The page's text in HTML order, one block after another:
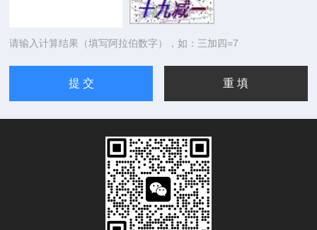
请输入计算结果（填写阿拉伯数字），如：三加四=7